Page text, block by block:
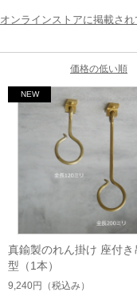
オンラインストアに掲載さ
価格の低い順
真鍮製のれん掛け 座付き
型（1本）
9,240円 （税込み）